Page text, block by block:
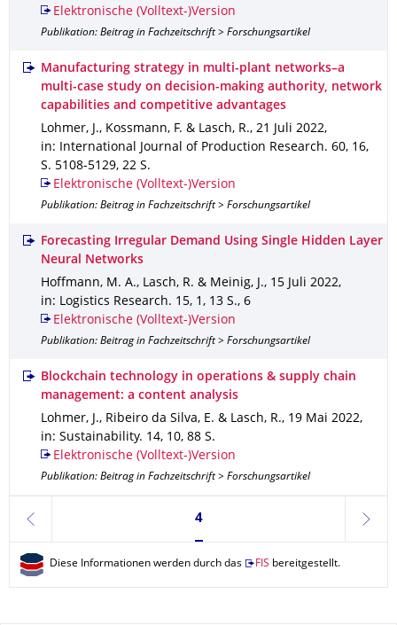
Elektronische (Volltext-)Version
Publikation: Beitrag in Fachzeitschrift > Forschungsartikel
Manufacturing strategy in multi-plant networks–a
multi-case study on decision-making authority, network
capabilities and competitive advantages
Lohmer, J., Kossmann, F. & Lasch, R., 21 Juli 2022,
in: International Journal of Production Research. 60, 16,
S. 5108-5129, 22 S.
Elektronische (Volltext-)Version
Publikation: Beitrag in Fachzeitschrift > Forschungsartikel
Forecasting Irregular Demand Using Single Hidden Layer
Neural Networks
Hoffmann, M. A., Lasch, R. & Meinig, J., 15 Juli 2022,
in: Logistics Research. 15, 1 , 13 S., 6
Elektronische (Volltext-)Version
Publikation: Beitrag in Fachzeitschrift > Forschungsartikel
Blockchain technology in operations & supply chain
management: a content analysis
Lohmer, J., Ribeiro da Silva, E. & Lasch, R., 19 Mai 2022,
in: Sustainability. 14, 10, 88 S.
Elektronische (Volltext-)Version
Publikation: Beitrag in Fachzeitschrift > Forschungsartikel
zurück
Seite 4, aktuell ausgewählt
4
weiter
Diese Informationen werden durch das FIS bereitgestellt.